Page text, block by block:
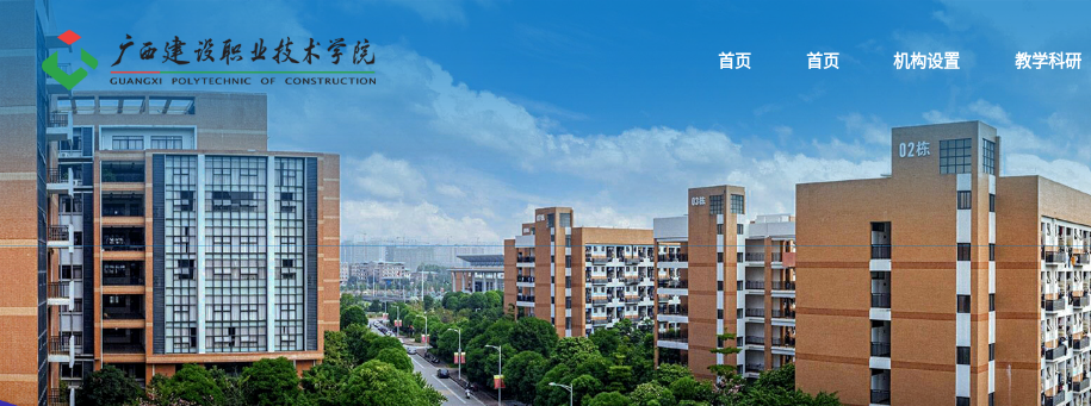
首页 首页 机构设置 教学科研